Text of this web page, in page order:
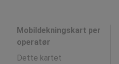
Mobildekningskart per
operatør
Dette kartet